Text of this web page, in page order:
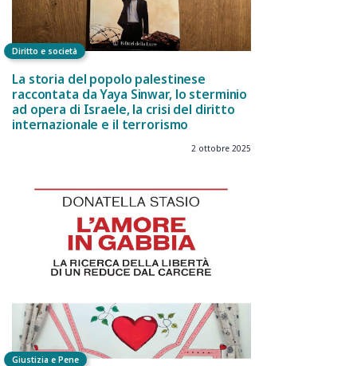
Diritto e società
La storia del popolo palestinese
raccontata da Yaya Sinwar, lo sterminio
ad opera di Israele, la crisi del diritto
internazionale e il terrorismo
2 ottobre 2025
Giustizia e Pene